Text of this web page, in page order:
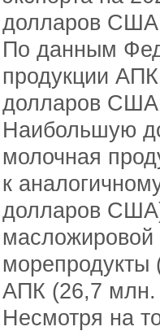
долларов
По данным
продукции
долларов США,
Наибольшую
молочная
к
долларов
АПК (26,7
Несмотря на